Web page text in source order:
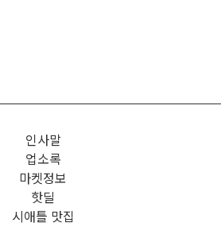
인사말
업소록
마켓정보
핫딜
시애틀 맛집